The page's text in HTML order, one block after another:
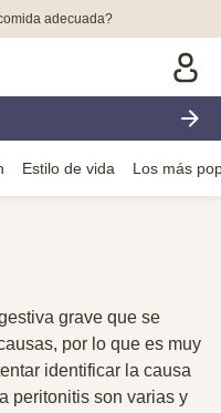
adecuada?
Estilo de vida Los más
grave que se
por lo que es muy
identificar la causa
peritonitis son varias y